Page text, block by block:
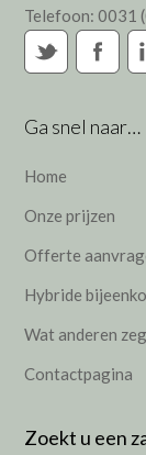
Telefoon:0031
Ga snel naar…
Home
Onze prijzen
Offerte
Hybride
Wat anderen
Contactpagina
Zoekt u een